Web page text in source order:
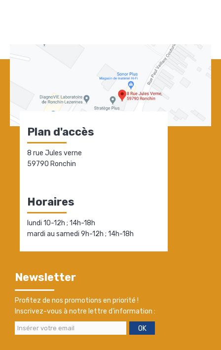
Plan d'accès
8 rue Jules verne
59790 Ronchin
Horaires
lundi 10-12h ; 14h-18h
mardi au samedi 9h-12h ; 14h-18h
Newsletter
Profitez de nos promotions en priorité !
Inscrivez-vous à notre lettre d'information :
OK